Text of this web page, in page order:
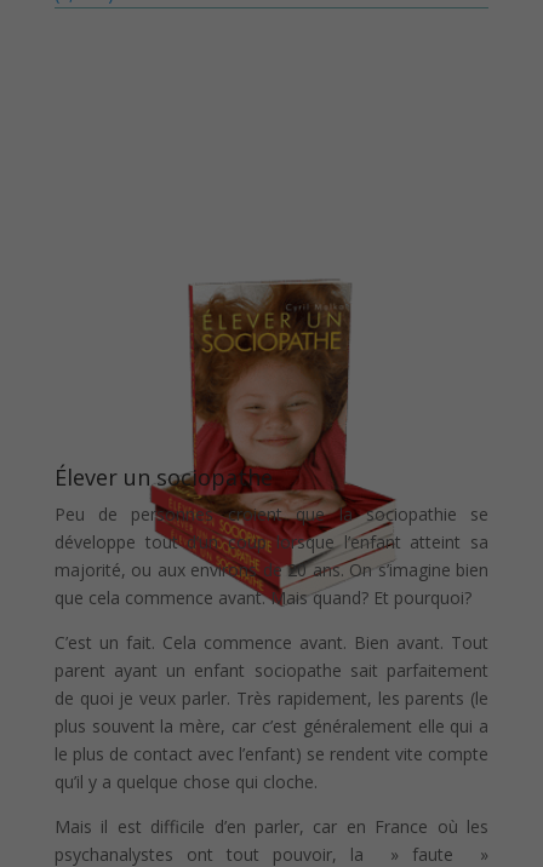
Élever un sociopathe
Peu de personnes croient que la sociopathie se
développe tout d’un coup lorsque l’enfant atteint sa
majorité, ou aux environs de 20 ans. On s’imagine bien
que cela commence avant. Mais quand? Et pourquoi?
C’est un fait. Cela commence avant. Bien avant. Tout
parent ayant un enfant sociopathe sait parfaitement
de quoi je veux parler. Très rapidement, les parents (le
plus souvent la mère, car c’est généralement elle qui a
le plus de contact avec l’enfant) se rendent vite compte
qu’il y a quelque chose qui cloche.
Mais il est difficile d’en parler, car en France où les
psychanalystes ont tout pouvoir, la » faute »